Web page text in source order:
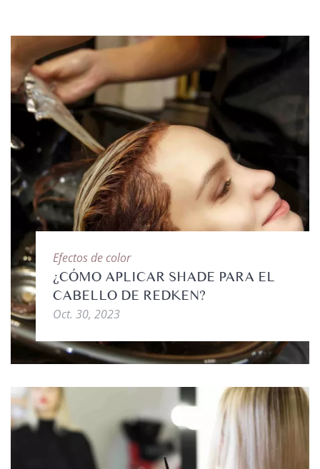
Efectos de color
¿CÓMO APLICAR SHADE PARA EL
CABELLO DE REDKEN?
Oct. 30, 2023